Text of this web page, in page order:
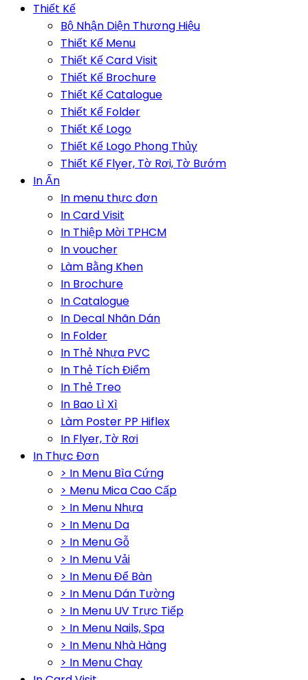
Thiết Kế
Bộ Nhận Diện Thương Hiệu
Thiết Kế Menu
Thiết Kế Card Visit
Thiết Kế Brochure
Thiết Kế Catalogue
Thiết Kế Folder
Thiết Kế Logo
Thiết Kế Logo Phong Thủy
Thiết Kế Flyer, Tờ Rơi, Tờ Bướm
In Ấn
In menu thực đơn
In Card Visit
In Thiệp Mời TPHCM
In voucher
Làm Bằng Khen
In Brochure
In Catalogue
In Decal Nhãn Dán
In Folder
In Thẻ Nhựa PVC
In Thẻ Tích Điểm
In Thẻ Treo
In Bao Lì Xì
Làm Poster PP Hiflex
In Flyer, Tờ Rơi
In Thực Đơn
> In Menu Bìa Cứng
> Menu Mica Cao Cấp
> In Menu Nhựa
> In Menu Da
> In Menu Gỗ
> In Menu Vải
> In Menu Để Bàn
> In Menu Dán Tường
> In Menu UV Trực Tiếp
> In Menu Nails, Spa
> In Menu Nhà Hàng
> In Menu Chay